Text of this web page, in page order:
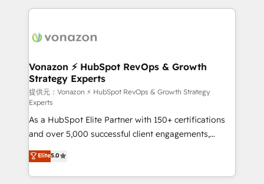
l'international, nous travaillons avec des ETI
delà d’une simple transformation digitale et des
➤ L’intégration de CRM et de méthodologie RevOps
pour aligner les équipes marketing, commerciales et
support client (data migration, synchronisation API,
audit et maintenance) ➤ La création de sites internet
de conversion qui transforment les visiteurs en
opportunités d'affaires ➤ La mise en place de
stratégies d'acquisition marketing (SEO, SEA,
inbound, automatisation marketing, ABM, IA,
emailing) Informations clés : - 10 ans d'expérience -
Vonazon ⚡ HubSpot RevOps & Growth
Strategy Experts
提供元：Vonazon ⚡ HubSpot RevOps & Growth Strategy
Experts
As a HubSpot Elite Partner with 150+ certifications
and over 5,000 successful client engagements,
Vonazon turns marketing complexity into
measurable, scalable growth. From onboarding to
enterprise-grade campaigns, our in-house team
Elite5.0